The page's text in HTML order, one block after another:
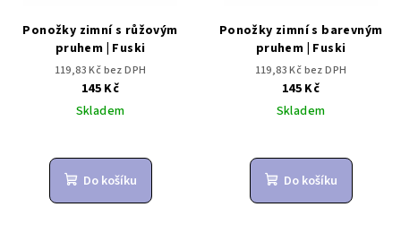
Ponožky zimní s růžovým
pruhem | Fuski
119,83 Kč bez DPH
145 Kč
Skladem
Do košíku
Ponožky zimní s barevným
pruhem | Fuski
119,83 Kč bez DPH
145 Kč
Skladem
Do košíku